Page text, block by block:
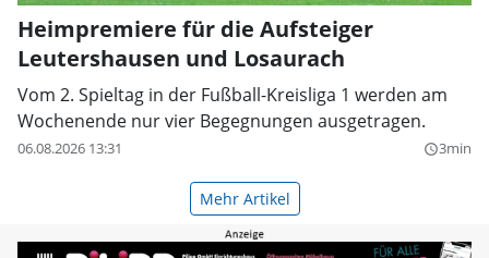
Heimpremiere für die Aufsteiger
Leutershausen und Losaurach
Vom 2. Spieltag in der Fußball-Kreisliga 1 werden am
Wochenende nur vier Begegnungen ausgetragen.
06.08.2026 13:31 query_builder3min
Mehr Artikel